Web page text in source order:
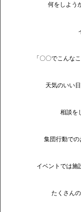
何をしよう
「〇〇でこんな
天気のいい
相談を
集団行動で
イベントでは施
たくさん